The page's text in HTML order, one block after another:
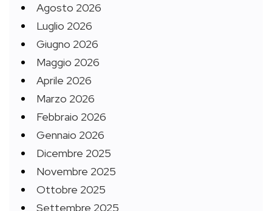
Agosto 2026
Luglio 2026
Giugno 2026
Maggio 2026
Aprile 2026
Marzo 2026
Febbraio 2026
Gennaio 2026
Dicembre 2025
Novembre 2025
Ottobre 2025
Settembre 2025